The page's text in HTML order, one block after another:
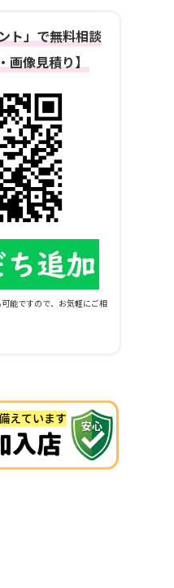
ト」で無料相談
画像見積り】
能ですので、お気軽にご相